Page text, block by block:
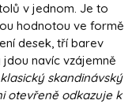
v jednom. Je to
hodnotou ve formě
desek, tří barev
navíc vzájemně
skandinávský
otevřeně odkazuje k